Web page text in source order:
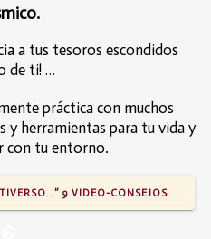
a tus tesoros escondidos
de ti! …
práctica con muchos
y herramientas para tu vida y
con tu entorno.
9 VIDEO-CONSEJOS